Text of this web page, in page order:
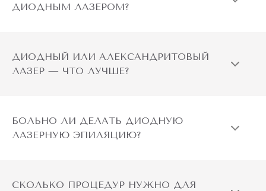
ДИОДНЫМ ЛАЗЕРОМ?
ДИОДНЫЙ ИЛИ АЛЕКСАНДРИТОВЫЙ
ЛАЗЕР — ЧТО ЛУЧШЕ?
БОЛЬНО ЛИ ДЕЛАТЬ ДИОДНУЮ
ЛАЗЕРНУЮ ЭПИЛЯЦИЮ?
СКОЛЬКО ПРОЦЕДУР НУЖНО ДЛЯ